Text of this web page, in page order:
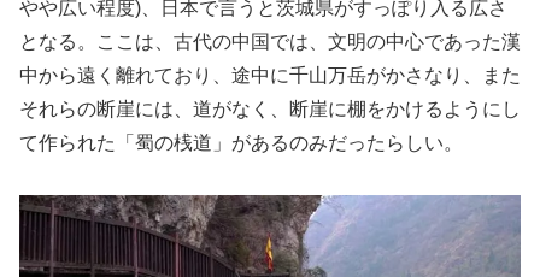
やや広い程度)、日本で言うと茨城県がすっぽり入る広さ
となる。ここは、古代の中国では、文明の中心であった漢
中から遠く離れており、途中に千山万岳がかさなり、また
それらの断崖には、道がなく、断崖に棚をかけるようにし
て作られた「蜀の桟道」があるのみだったらしい。